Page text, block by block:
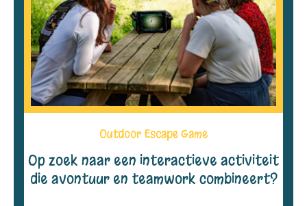
Outdoor Escape Game
Op zoek naar een interactieve activiteit
die avontuur en teamwork combineert?